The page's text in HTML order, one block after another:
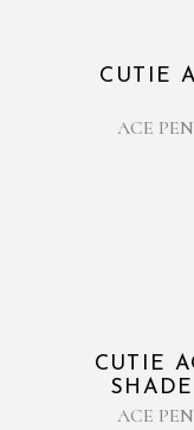
CUTIE
ACE
CUTIE
ACE